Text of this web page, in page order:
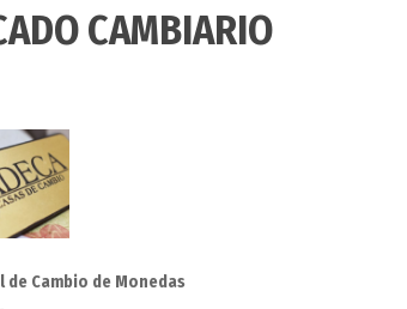
CAMBIARIO
de Cambio de Monedas